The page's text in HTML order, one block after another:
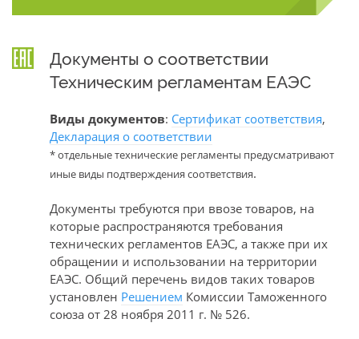
Документы о соответствии
Техническим регламентам ЕАЭС
Виды документов: Сертификат соответствия,
Декларация о соответствии
* отдельные технические регламенты предусматривают
иные виды подтверждения соответствия.
Документы требуются при ввозе товаров, на
которые распространяются требования
технических регламентов ЕАЭС, а также при их
обращении и использовании на территории
ЕАЭС. Общий перечень видов таких товаров
установлен Решением Комиссии Таможенного
союза от 28 ноября 2011 г. № 526.